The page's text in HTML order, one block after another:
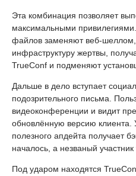
Эта комбинация позволяет
максимальными
файлов заменяют веб-шеллом,
инфраструктуру жертвы,
TrueConf и подменяют
Дальше в дело вступает
подозрительного письма.
видеоконференции и видит
обновлённую версию клиента.
полезного апдейта получает
началось, а незваный
Под ударом находятся